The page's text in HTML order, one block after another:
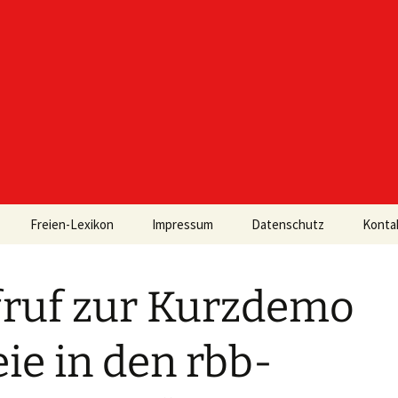
Freien-Lexikon Impressum Datenschutz
zur Kurzdemo
in den rbb-